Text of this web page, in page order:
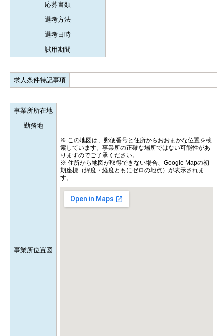
応募書類
選考方法
選考日時
試用期間
求人条件特記事項
事業所所在地
勤務地
事業所位置図
※ この地図は、郵便番号と住所からおおまかな位置を検
索しています。事業所の正確な場所ではない可能性があ
りますのでご了承ください。
※ 住所から地図が取得できない場合、Google Mapの初
期座標（緯度・経度ともにゼロの地点）が表示されま
す。